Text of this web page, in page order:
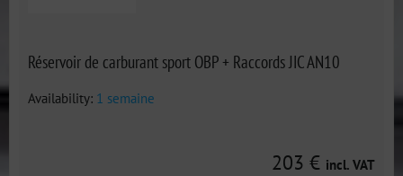
Réservoir de carburant sport OBP + Raccords JIC AN10
Availability: 1 semaine
203 € incl. VAT